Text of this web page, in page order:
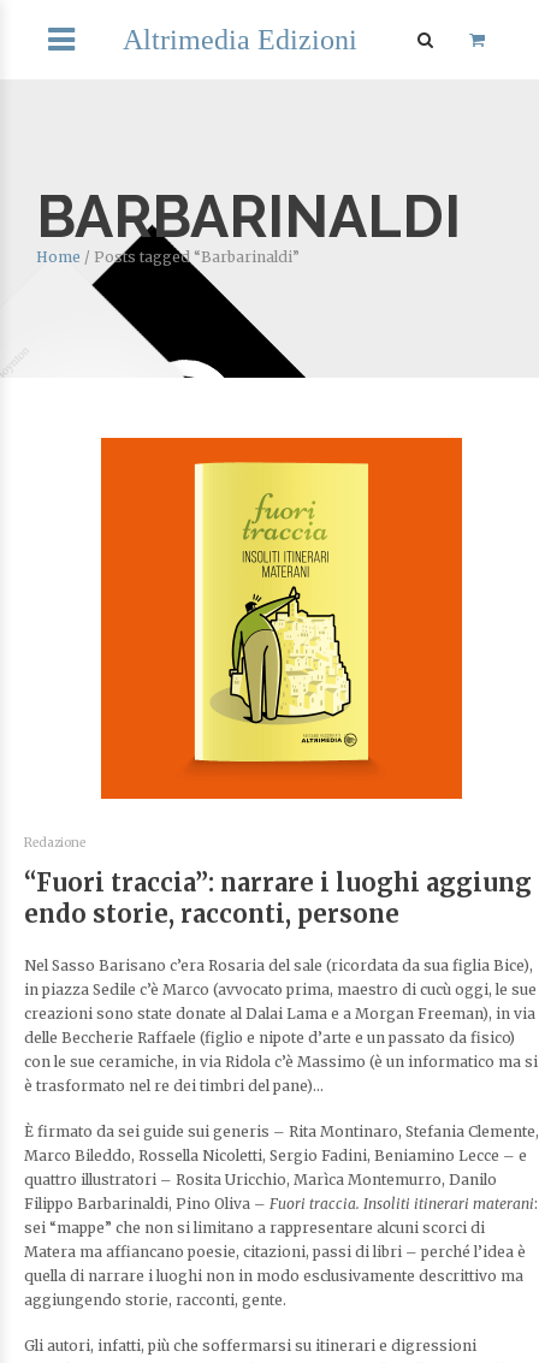
Altrimedia Edizioni
BARBARINALDI
Home / Posts tagged “Barbarinaldi”
Redazione
“Fuori traccia”: narrare i luoghi aggiung
endo storie, racconti, persone
Nel Sasso Barisano c’era Rosaria del sale (ricordata da sua figlia Bice),
in piazza Sedile c’è Marco (avvocato prima, maestro di cucù oggi, le sue
creazioni sono state donate al Dalai Lama e a Morgan Freeman), in via
delle Beccherie Raffaele (figlio e nipote d’arte e un passato da fisico)
con le sue ceramiche, in via Ridola c’è Massimo (è un informatico ma si
è trasformato nel re dei timbri del pane)…
È firmato da sei guide sui generis – Rita Montinaro, Stefania Clemente,
Marco Bileddo, Rossella Nicoletti, Sergio Fadini, Beniamino Lecce – e
quattro illustratori – Rosita Uricchio, Marìca Montemurro, Danilo
Filippo Barbarinaldi, Pino Oliva – Fuori traccia. Insoliti itinerari materani:
sei “mappe” che non si limitano a rappresentare alcuni scorci di
Matera ma affiancano poesie, citazioni, passi di libri – perché l’idea è
quella di narrare i luoghi non in modo esclusivamente descrittivo ma
aggiungendo storie, racconti, gente.
Gli autori, infatti, più che soffermarsi su itinerari e digressioni